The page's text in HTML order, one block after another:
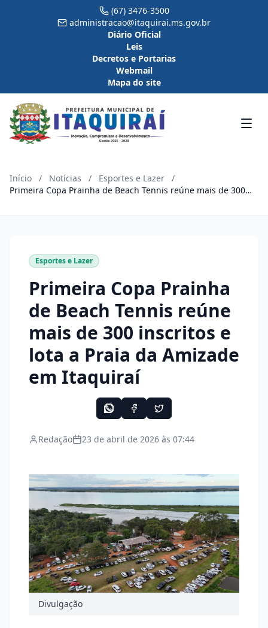
(67) 3476-3500
administracao@itaquirai.ms.gov.br
Diário Oficial
Leis
Decretos e Portarias
Webmail
Mapa do site
Início / Notícias / Esportes e Lazer
/
Primeira Copa Prainha de Beach Tennis reúne mais de 300
Esportes e Lazer
Primeira Copa Prainha
de Beach Tennis reúne
mais de 300 inscritos e
lota a Praia da Amizade
em Itaquiraí
Redação 23 de abril de 2026 às 07:44
Divulgação